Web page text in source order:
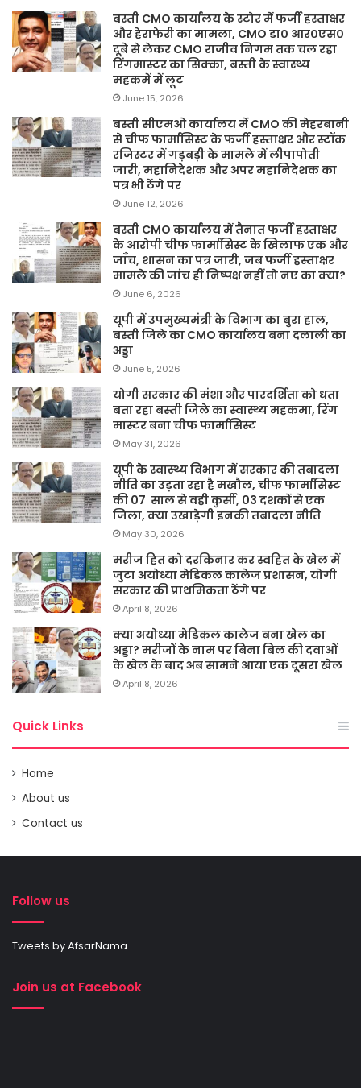
बस्ती CMO कार्यालय के स्टोर में फर्जी हस्ताक्षर
और हेराफेरी का मामला, CMO डा० आर०एस०
दूबे से लेकर CMO राजीव निगम तक चल रहा
रिंगमास्टर का सिक्का, बस्ती के स्वास्थ्य
महकमें में लूट
June 15, 2026
बस्ती सीएमओ कार्यालय में CMO की मेहरबानी
से चीफ फार्मासिस्ट के फर्जी हस्ताक्षर और स्टॉक
रजिस्टर में गड़बड़ी के मामले में लीपापोती
जारी, महानिदेशक और अपर महानिदेशक का
पत्र भी ठेंगे पर
June 12, 2026
बस्ती CMO कार्यालय में तैनात फर्जी हस्ताक्षर
के आरोपी चीफ फार्मासिस्ट के खिलाफ एक और
जाँच, शासन का पत्र जारी, जब फर्जी हस्ताक्षर
मामले की जांच ही निष्पक्ष नहीं तो नए का क्या?
June 6, 2026
यूपी में उपमुख्यमंत्री के विभाग का बुरा हाल,
बस्ती जिले का CMO कार्यालय बना दलाली का
अड्डा
June 5, 2026
योगी सरकार की मंशा और पारदर्शिता को धता
बता रहा बस्ती जिले का स्वास्थ्य महकमा, रिंग
मास्टर बना चीफ फार्मासिस्ट
May 31, 2026
यूपी के स्वास्थ्य विभाग में सरकार की तबादला
नीति का उड़ता रहा है मखौल, चीफ फार्मासिस्ट
की 07 साल से वही कुर्सी, 03 दशकों से एक
जिला, क्या उखाड़ेगी इनकी तबादला नीति
May 30, 2026
मरीज हित को दरकिनार कर स्वहित के खेल में
जुटा अयोध्या मेडिकल कालेज प्रशासन, योगी
सरकार की प्राथमिकता ठेंगे पर
April 8, 2026
क्या अयोध्या मेडिकल कालेज बना खेल का
अड्डा? मरीजों के नाम पर बिना बिल की दवाओं
के खेल के बाद अब सामने आया एक दूसरा खेल
April 8, 2026
Quick Links
Home
About us
Contact us
Follow us
Tweets by AfsarNama
Join us at Facebook